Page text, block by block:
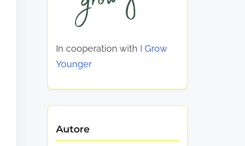
In cooperation with I Grow
Younger
Autore